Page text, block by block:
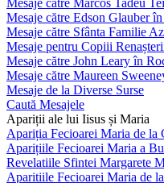
Mesaje către Edson Glauber
Mesaje către Sfânta Familie
Mesaje pentru Copiii
Mesaje către John Leary în
Mesaje către Maureen
Mesaje de la Diverse Surse
Caută Mesajele
Apariții ale lui Iisus și Maria
Apariția Fecioarei Maria de la
Aparițiile Fecioarei Maria a
Revelatiile Sfintei Margarete
Aparitiile Fecioarei Maria de